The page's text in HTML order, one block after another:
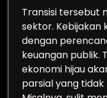
Transisi tersebut
sektor. Kebijakan
dengan
keuangan publik.
ekonomi hijau
parsial yang